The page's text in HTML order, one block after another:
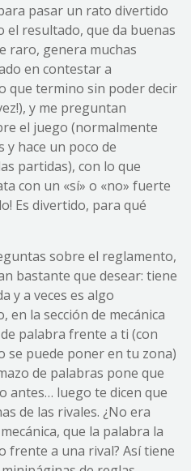
pasar un rato divertido
el resultado, que da buenas
raro, genera muchas
en contestar a
que termino sin poder decir
y me preguntan
el juego (normalmente
y hace un poco de
partidas), con lo que
con un «sí» o «no» fuerte
Es divertido, para qué
sobre el reglamento,
bastante que desear: tiene
y a veces es algo
la sección de mecánica
palabra frente a ti (con
se puede poner en tu zona)
de palabras pone que
antes… luego te dicen que
de las rivales. ¿No era
que la palabra la
frente a una rival? Así tiene